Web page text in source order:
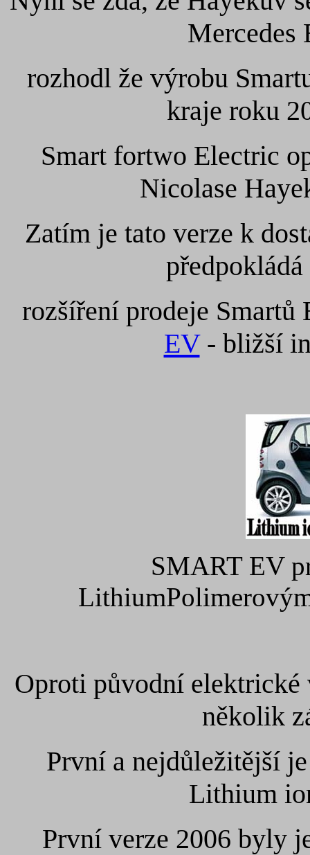
Mercedes
rozhodl že výrobu
kraje roku
Smart fortwo Electric
Nicolase
Zatím je tato verze k
rozšíření prodeje
EV- bližší
SMART EV
Oproti původní elektrické
několik
První a nejdůležitější
Lithium
První verze 2006 byly